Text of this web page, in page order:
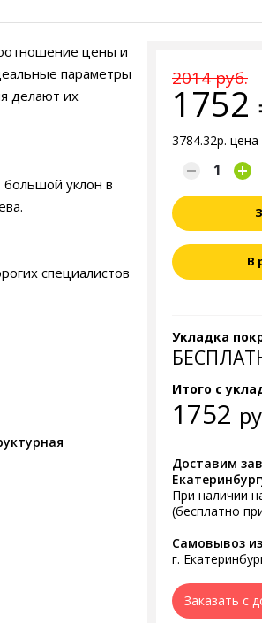
2014 руб.
1752
3784.32р.
В
Укладка
Итого с
1752
Доставим
При наличии
(бесплатно
Самовывоз
г.
Заказать с
цены и
параметры
делают их
уклон в
специалистов